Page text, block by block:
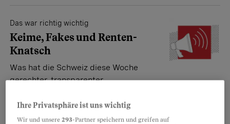
Das war richtig wichtig
Keime, Fakes und Renten-
Knatsch
Was hat die Schweiz diese Woche
gerechter, transparenter,
rückwärts? Der Nachrichtenüberblick des Beobachters.
Oliver Fuchs,Sarah Serafini
Ihre Privatsphäre ist uns wichtig
Wir und unsere293-Partner speichern und greifen auf